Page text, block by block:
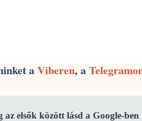
aViberen, a
elsők között lásd a Google-ben